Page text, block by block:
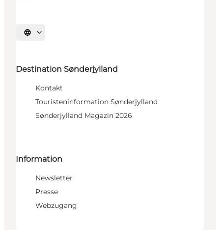
Sprache auswählen
Destination Sønderjylland
Kontakt
Touristeninformation Sønderjylland
Sønderjylland Magazin 2026
Information
Newsletter
Presse
Webzugang